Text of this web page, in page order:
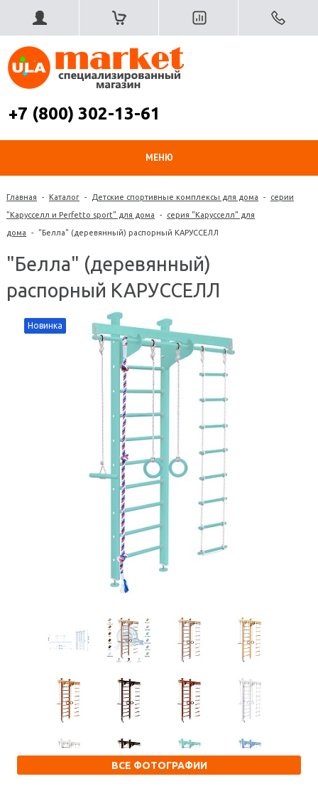
+7 (800) 302-13-61
МЕНЮ
Главная - Каталог - Детские спортивные комплексы для дома - серии
"Карусселл и Perfetto sport" для дома - серия "Карусселл" для
дома - "Белла" (деревянный) распорный КАРУССЕЛЛ
"Белла" (деревянный)
распорный КАРУССЕЛЛ
Новинка
ВСЕ ФОТОГРАФИИ